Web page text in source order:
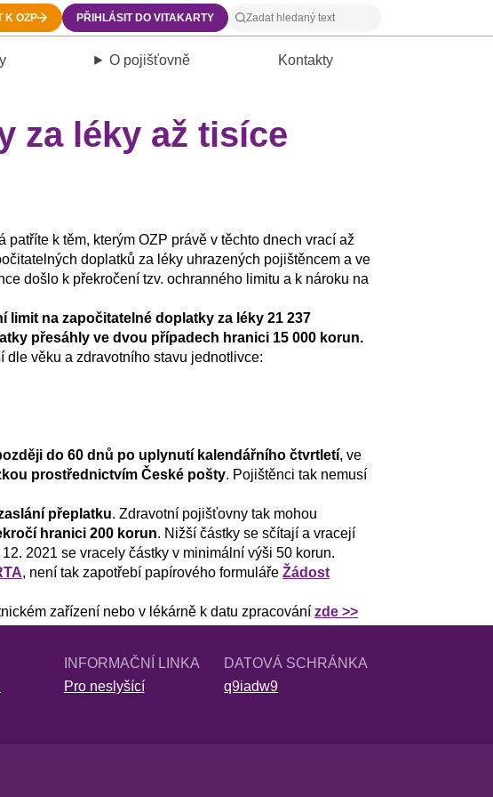
K OZP PŘIHLÁSIT DO VITAKARTY
O pojišťovně Kontakty
za léky až tisíce
k těm, kterým OZP právě v těchto dnech vrací až
doplatků za léky uhrazených pojištěncem a ve
došlo k překročení tzv. ochranného limitu a k nároku na
na započitatelné doplatky za léky 21 237
přesáhly ve dvou případech hranici 15 000 korun.
věku a zdravotního stavu jednotlivce:
do 60 dnů po uplynutí kalendářního čtvrtletí, ve
prostřednictvím České pošty. Pojištěnci tak nemusí
přeplatku. Zdravotní pojišťovny tak mohou
hranici 200 korun. Nižší částky se sčítají a vracejí
2021 se vracely částky v minimální výši 50 korun.
, není tak zapotřebí papírového formuláře Žádost
zařízení nebo v lékárně k datu zpracování zde >>
INFORMAČNÍ LINKA
Pro neslyšící
DATOVÁ SCHRÁNKA
q9iadw9